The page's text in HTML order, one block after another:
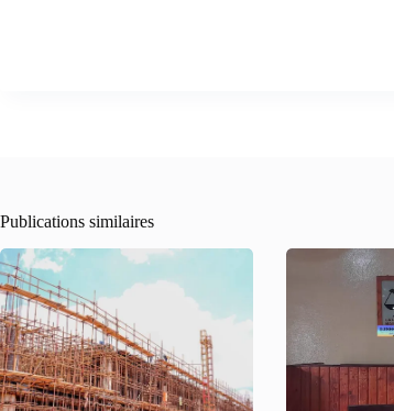
Publications similaires